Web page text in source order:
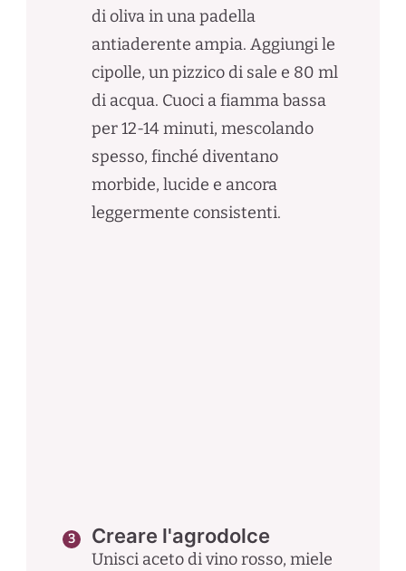
di oliva in una padella
antiaderente ampia. Aggiungi le
cipolle, un pizzico di sale e 80 ml
di acqua. Cuoci a fiamma bassa
per 12-14 minuti, mescolando
spesso, finché diventano
morbide, lucide e ancora
leggermente consistenti.
Creare l'agrodolce
Unisci aceto di vino rosso, miele